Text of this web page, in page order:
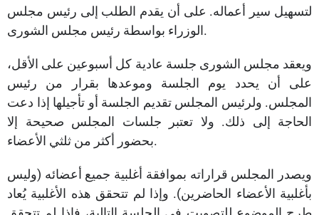
لتسهيل سير أعماله. على أن يقدم الطلب إلى رئيس مجلس
الوزراء بواسطة رئيس مجلس الشورى.
ويعقد مجلس الشورى جلسة عادية كل أسبوعين على الأقل،
على أن يحدد يوم الجلسة وموعدها بقرار من رئيس
المجلس. ولرئيس المجلس تقديم الجلسة أو تأجيلها إذا دعت
الحاجة إلى ذلك. ولا تعتبر جلسات المجلس صحيحة إلا
بحضور أكثر من ثلثي الأعضاء.
ويصدر المجلس قراراته بموافقة أغلبية جميع أعضائه (وليس
بأغلبية الأعضاء الحاضرين). وإذا لم تتحقق هذه الأغلبية يُعاد